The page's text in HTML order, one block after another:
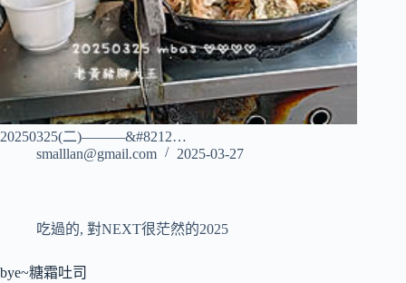
20250325(二)———&#8212…
smalllan@gmail.com
2025-03-27
吃過的, 對NEXT很茫然的2025
bye~糖霜吐司